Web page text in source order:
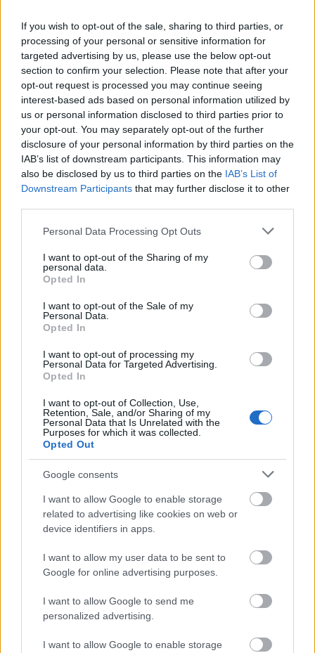
If you wish to opt-out of the sale, sharing to third parties, or
processing of your personal or sensitive information for
targeted advertising by us, please use the below opt-out
section to confirm your selection. Please note that after your
opt-out request is processed you may continue seeing
interest-based ads based on personal information utilized by
us or personal information disclosed to third parties prior to
your opt-out. You may separately opt-out of the further
disclosure of your personal information by third parties on the
IAB’s list of downstream participants. This information may
also be disclosed by us to third parties on the IAB’s List of
Downstream Participants that may further disclose it to other
Please note that this website/app uses one or more Google
not limited to your visit or usage behaviour. You may click to
grant or deny consent to Google and its third-party tags to
use your data for below specified purposes in below Google
consent section.
Personal Data Processing Opt Outs
I want to opt-out of the Sharing of my
personal data.
Opted In
I want to opt-out of the Sale of my
Personal Data.
Opted In
I want to opt-out of processing my
Personal Data for Targeted Advertising.
Opted In
I want to opt-out of Collection, Use,
Retention, Sale, and/or Sharing of my
Personal Data that Is Unrelated with the
Purposes for which it was collected.
Opted Out
Google consents
I want to allow Google to enable storage
related to advertising like cookies on web or
device identifiers in apps.
I want to allow my user data to be sent to
Google for online advertising purposes.
I want to allow Google to send me
personalized advertising.
I want to allow Google to enable storage
G-FOOD
Napi recept: Egészséges reggeli
Porkoláb Eszter dietetikus
ajánlásával
G-FOOD
Napi recept: ennél cukibb és
kóstoltál